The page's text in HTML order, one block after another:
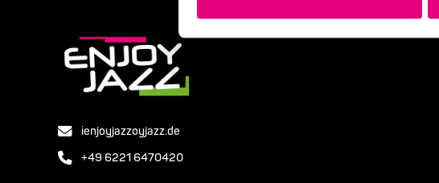
ienjoyjazzoyjazz.de
+49 6221 6470420